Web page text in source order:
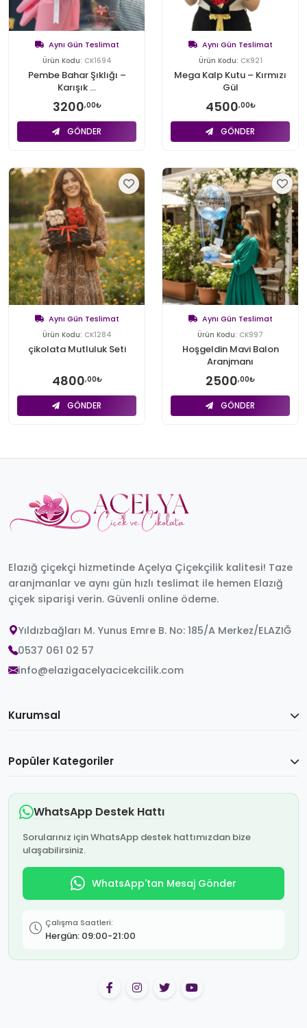
Aynı Gün Teslimat
Ürün Kodu: CK1694
Pembe Bahar Şıklığı –
Karışık ...
3200,00₺
GÖNDER
Aynı Gün Teslimat
Ürün Kodu: CK921
Mega Kalp Kutu – Kırmızı
Gül
4500,00₺
GÖNDER
Aynı Gün Teslimat
Ürün Kodu: CK1284
çikolata Mutluluk Seti
4800,00₺
GÖNDER
Aynı Gün Teslimat
Ürün Kodu: CK997
Hoşgeldin Mavi Balon
Aranjmanı
2500,00₺
GÖNDER
Elazığ çiçekçi hizmetinde Açelya Çiçekçilik kalitesi! Taze
aranjmanlar ve aynı gün hızlı teslimat ile hemen Elazığ
çiçek siparişi verin. Güvenli online ödeme.
Yıldızbağları M. Yunus Emre B. No: 185/A Merkez/ELAZIĞ
0537 061 02 57
info@elazigacelyacicekcilik.com
Kurumsal
Popüler Kategoriler
WhatsApp Destek Hattı
Sorularınız için WhatsApp destek hattımızdan bize
ulaşabilirsiniz.
WhatsApp'tan Mesaj Gönder
Çalışma Saatleri:
Hergün: 09:00-21:00